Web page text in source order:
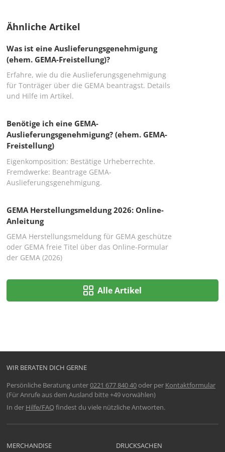
Ähnliche Artikel
Was ist eine Auslieferungsgenehmigung
(ehem. GEMA-Freistellung)?
Erfahre, wie du die Auslieferungsgenehmigung
für Tonträger über die GEMA beantragst. Details
und Hilfe im Artikel.
Benötige ich eine GEMA-
Auslieferungsgenehmigung? (ehem. GEMA-
Freistellung)
Eigenkomposition: Bestätige Urheberrechte.
Fremdwerke: Beantrage GEMA-
Auslieferungsgenehmigung.
GEMA Herstellungsmeldung 2026: Online-
Anleitung
GEMA Herstellungsmeldung für GEMA geschütze
oder GEMA freie Titel über das Online-Formular
der GEMA (2026)
Alle Artikel
WIR BERATEN DICH GERNE
Persönliche Beratung unter0221 677 840 40oder per Kontaktformular
(Für Anrufe aus dem Ausland bitte +49 vorwählen)
In der Hilfe/FAQfindest du viele nützliche Antworten.
MERCHANDISE DRUCKSACHEN